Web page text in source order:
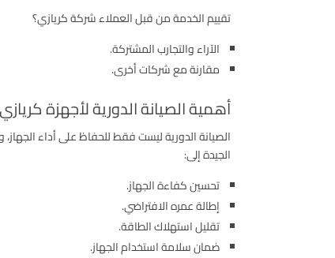
تقييم الخدمة من قبل العملاء شركة كريازي؟
الآراء والتجارب المشتركة.
مقارنة مع شركات أخرى.
أهمية الصيانة الدورية لأجهزة كريازي
الصيانة الدورية ليست فقط للحفاظ على أداء
الجيدة إلى:
تحسين كفاءة الجهاز.
إطالة عمره الافتراضي.
تقليل استهلاك الطاقة.
ضمان سلامة استخدام الجهاز.